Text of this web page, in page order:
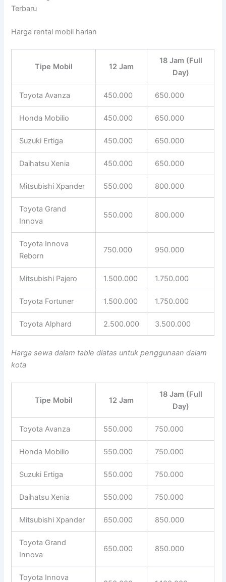
Terbaru
Harga rental mobil harian
Tipe Mobil 12 Jam
18 Jam (Full
Day)
Toyota Avanza 450.000 650.000
Honda Mobilio 450.000 650.000
Suzuki Ertiga 450.000 650.000
Daihatsu Xenia 450.000 650.000
Mitsubishi Xpander 550.000 800.000
Toyota Grand
Innova
550.000 800.000
Toyota Innova
Reborn
750.000 950.000
Mitsubishi Pajero 1.500.000 1.750.000
Toyota Fortuner 1.500.000 1.750.000
Toyota Alphard 2.500.000 3.500.000
Harga sewa dalam table diatas untuk penggunaan dalam
kota
Tipe Mobil 12 Jam
18 Jam (Full
Day)
Toyota Avanza 550.000 750.000
Honda Mobilio 550.000 750.000
Suzuki Ertiga 550.000 750.000
Daihatsu Xenia 550.000 750.000
Mitsubishi Xpander 650.000 850.000
Toyota Grand
Innova
650.000 850.000
Toyota Innova